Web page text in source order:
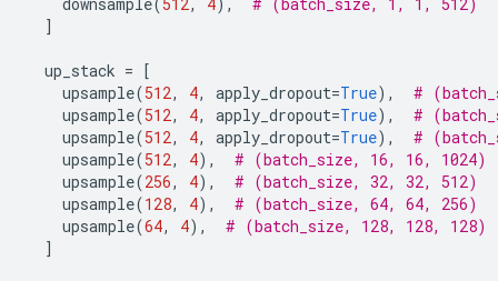
]
up_stack = [
upsample(512, 4, apply_dropout=True),
#
upsample(512, 4, apply_dropout=True),
#
upsample(512, 4, apply_dropout=True),
#
upsample(512, 4),
# (batch_size, 16, 16, 1024)
upsample(256, 4),
# (batch_size, 32, 32, 512)
upsample(128, 4),
# (batch_size, 64, 64, 256)
upsample(64, 4),
# (batch_size, 128, 128, 128)
]